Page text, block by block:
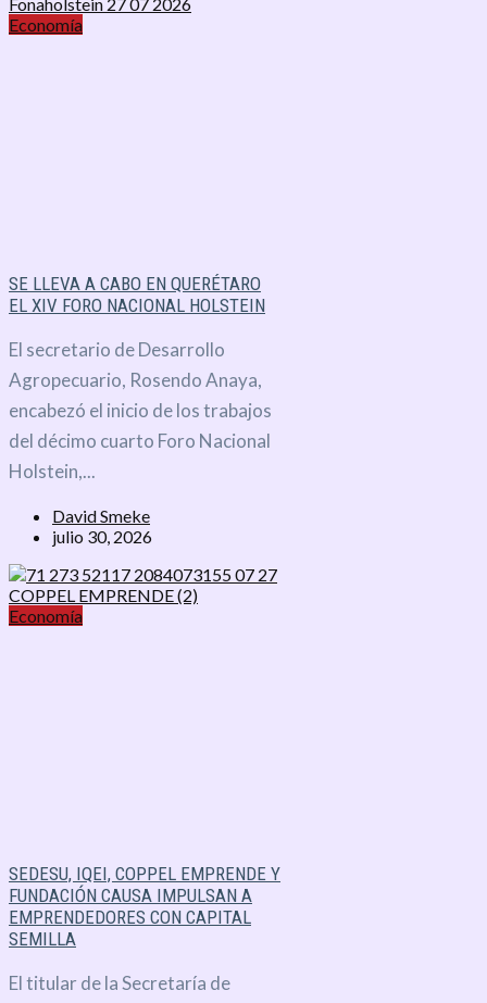
Economía
SE LLEVA A CABO EN QUERÉTARO
EL XIV FORO NACIONAL HOLSTEIN
El secretario de Desarrollo
Agropecuario, Rosendo Anaya,
encabezó el inicio de los trabajos
del décimo cuarto Foro Nacional
Holstein,...
David Smeke
julio 30, 2026
Economía
SEDESU, IQEI, COPPEL EMPRENDE Y
FUNDACIÓN CAUSA IMPULSAN A
EMPRENDEDORES CON CAPITAL
SEMILLA
El titular de la Secretaría de